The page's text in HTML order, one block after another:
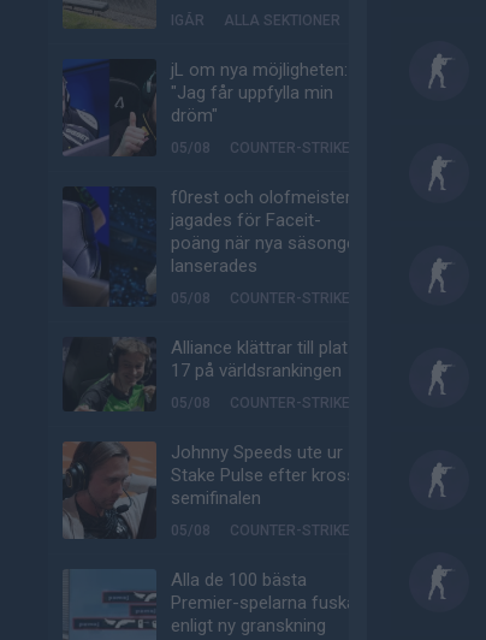
IGÅR ALLA SEKTIONER
jL om nya möjligheten:
"Jag får uppfylla min
dröm"
05/08 COUNTER-STRIKE
f0rest och olofmeister
jagades för Faceit-
poäng när nya säsongen
lanserades
05/08 COUNTER-STRIKE
Alliance klättrar till plats
17 på världsrankingen
05/08 COUNTER-STRIKE
Johnny Speeds ute ur
Stake Pulse efter kross i
semifinalen
05/08 COUNTER-STRIKE
Alla de 100 bästa
Premier-spelarna fuskar
enligt ny granskning